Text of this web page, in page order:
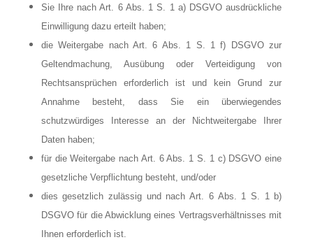
Sie Ihre nach Art. 6 Abs. 1 S. 1 a) DSGVO ausdrückliche
Einwilligung dazu erteilt haben;
die Weitergabe nach Art. 6 Abs. 1 S. 1 f) DSGVO zur
Geltendmachung, Ausübung oder Verteidigung von
Rechtsansprüchen erforderlich ist und kein Grund zur
Annahme besteht, dass Sie ein überwiegendes
schutzwürdiges Interesse an der Nichtweitergabe Ihrer
Daten haben;
für die Weitergabe nach Art. 6 Abs. 1 S. 1 c) DSGVO eine
gesetzliche Verpflichtung besteht, und/oder
dies gesetzlich zulässig und nach Art. 6 Abs. 1 S. 1 b)
DSGVO für die Abwicklung eines Vertragsverhältnisses mit
Ihnen erforderlich ist.